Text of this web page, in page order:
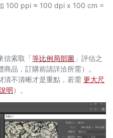
100 ppi ≈ 100 dpi x 100 cm =
信索取「等比例局部圖 」評估之
商品，訂購前請詳洽所需）。
清不清晰才是重點，若需 更大尺
明）。